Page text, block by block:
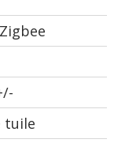
tuile